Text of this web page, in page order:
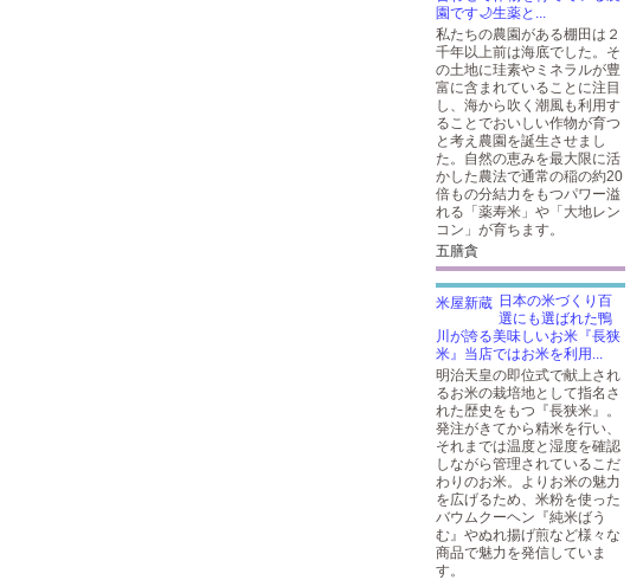
園です🌙生薬と...
私たちの農園がある棚田は２
千年以上前は海底でした。そ
の土地に珪素やミネラルが豊
富に含まれていることに注目
し、海から吹く潮風も利用す
ることでおいしい作物が育つ
と考え農園を誕生させまし
た。自然の恵みを最大限に活
かした農法で通常の稲の約20
倍もの分結力をもつパワー溢
れる「薬寿米」や「大地レン
コン」が育ちます。
五膳貪
日本の米づくり百
選にも選ばれた鴨
川が誇る美味しいお米『長狭
米』当店ではお米を利用...
明治天皇の即位式で献上され
るお米の栽培地として指名さ
れた歴史をもつ『長狭米』。
発注がきてから精米を行い、
それまでは温度と湿度を確認
しながら管理されているこだ
わりのお米。よりお米の魅力
を広げるため、米粉を使った
バウムクーヘン『純米ばう
む』やぬれ揚げ煎など様々な
商品で魅力を発信していま
す。